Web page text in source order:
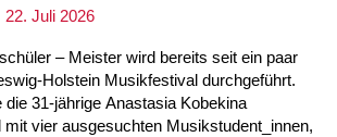
22. Juli 2026
– Meister wird bereits seit ein paar
Holstein Musikfestival durchgeführt.
die 31-jährige Anastasia Kobekina
mit vier ausgesuchten Musikstudent_innen,